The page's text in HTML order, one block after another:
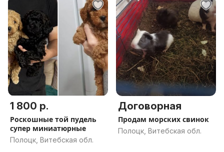
1 800 р.
Роскошные той пудель
супер миниатюрные
Полоцк, Витебская обл.
Договорная
Продам морских свинок
Полоцк, Витебская обл.